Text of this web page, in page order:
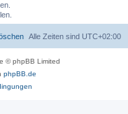
Alle Zeiten sind UTC+02:00
© phpBB Limited
phpBB.de